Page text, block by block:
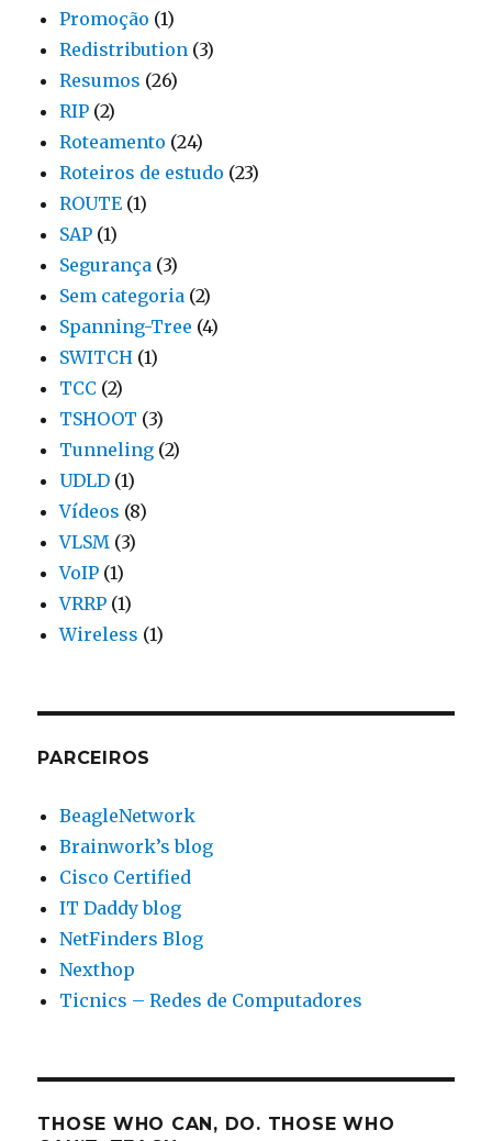
Promoção (1)
Redistribution (3)
Resumos (26)
RIP (2)
Roteamento (24)
Roteiros de estudo (23)
ROUTE (1)
SAP (1)
Segurança (3)
Sem categoria (2)
Spanning-Tree (4)
SWITCH (1)
TCC (2)
TSHOOT (3)
Tunneling (2)
UDLD (1)
Vídeos (8)
VLSM (3)
VoIP (1)
VRRP (1)
Wireless (1)
PARCEIROS
BeagleNetwork
Brainwork’s blog
Cisco Certified
IT Daddy blog
NetFinders Blog
Nexthop
Ticnics – Redes de Computadores
THOSE WHO CAN, DO. THOSE WHO